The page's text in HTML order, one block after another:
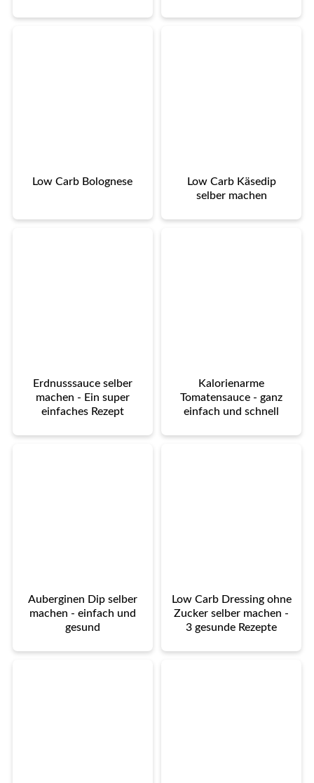
Low Carb Bolognese
Low Carb Käsedip
selber machen
Erdnusssauce selber
machen - Ein super
einfaches Rezept
Kalorienarme
Tomatensauce - ganz
einfach und schnell
Auberginen Dip selber
machen - einfach und
gesund
Low Carb Dressing ohne
Zucker selber machen -
3 gesunde Rezepte